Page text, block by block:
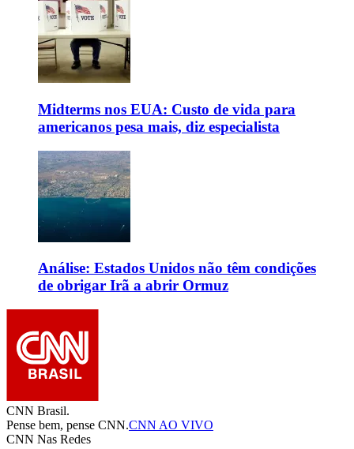
Midterms nos EUA: Custo de vida para
americanos pesa mais, diz especialista
Análise: Estados Unidos não têm condições
de obrigar Irã a abrir Ormuz
CNN Brasil.
Pense bem, pense CNN.CNN AO VIVO
CNN Nas Redes